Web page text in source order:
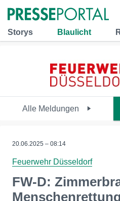
Storys Blaulicht
Alle Meldungen
20.06.2025 – 08:14
Feuerwehr Düsseldorf
FW-D:
Menschenrettung